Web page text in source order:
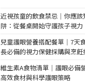
近視孩童的飲食禁忌｜你應
阱：從餐桌開始守護孩子視力
兒童護眼營養搭配餐單｜7天
長必備的視力保健採購與烹飪
維生素A食物清單｜護眼必備
高效食材與科學護眼策略